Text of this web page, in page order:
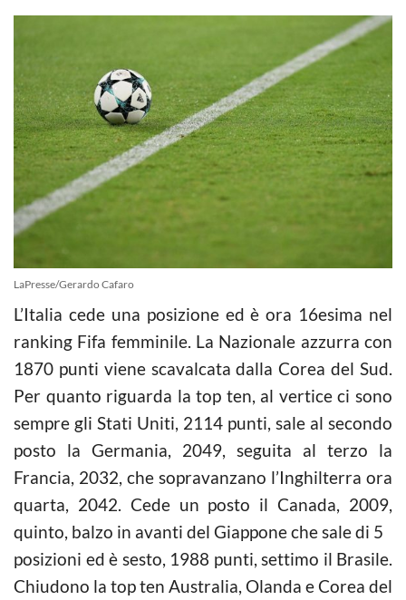
LaPresse/Gerardo Cafaro
L’Italia cede una posizione ed è ora 16esima nel
ranking Fifa femminile. La Nazionale azzurra con
1870 punti viene scavalcata dalla Corea del Sud.
Per quanto riguarda la top ten, al vertice ci sono
sempre gli Stati Uniti, 2114 punti, sale al secondo
posto la Germania, 2049, seguita al terzo la
Francia, 2032, che sopravanzano l’Inghilterra ora
quarta, 2042. Cede un posto il Canada, 2009,
quinto, balzo in avanti del Giappone che sale di 5
posizioni ed è sesto, 1988 punti, settimo il Brasile.
Chiudono la top ten Australia, Olanda e Corea del